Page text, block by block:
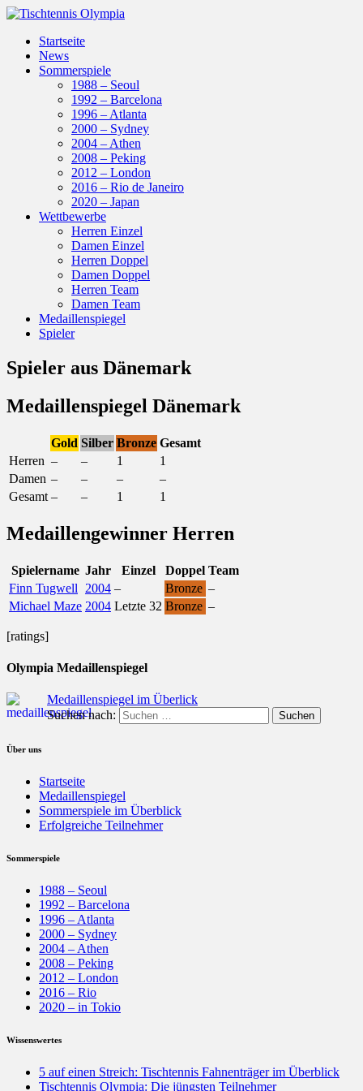
Startseite
News
Sommerspiele
1988 – Seoul
1992 – Barcelona
1996 – Atlanta
2000 – Sydney
2004 – Athen
2008 – Peking
2012 – London
2016 – Rio de Janeiro
2020 – Japan
Wettbewerbe
Herren Einzel
Damen Einzel
Herren Doppel
Damen Doppel
Herren Team
Damen Team
Medaillenspiegel
Spieler
Spieler aus Dänemark
Medaillenspiegel Dänemark
Gold Silber Bronze Gesamt
Herren – – 1
1
Damen – – –
–
Gesamt – – 1 1
Medaillengewinner Herren
Spielername Jahr Einzel Doppel Team
Finn Tugwell
2004 – Bronze –
Michael Maze 2004 Letzte 32 Bronze –
[ratings]
Olympia Medaillenspiegel
Medaillenspiegel im Überlick
Suchen nach:
Über uns
Startseite
Medaillenspiegel
Sommerspiele im Überblick
Erfolgreiche Teilnehmer
Sommerspiele
1988 – Seoul
1992 – Barcelona
1996 – Atlanta
2000 – Sydney
2004 – Athen
2008 – Peking
2012 – London
2016 – Rio
2020 – in Tokio
Wissenswertes
5 auf einen Streich: Tischtennis Fahnenträger im Überblick
Tischtennis Olympia: Die jüngsten Teilnehmer